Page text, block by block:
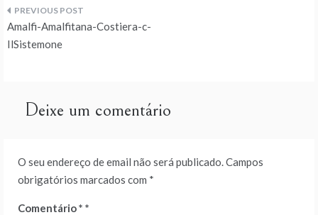
Navegação
de
Amalfi-Amalfitana-Costiera-c-
IlSistemone
Deixe um comentário
O seu endereço de email não será publicado.Campos
obrigatórios marcados com *
Comentário*